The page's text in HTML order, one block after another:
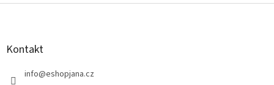
Z
Kontakt
info@eshopjana.cz